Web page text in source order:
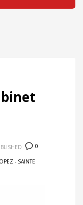
0
- SAINTE